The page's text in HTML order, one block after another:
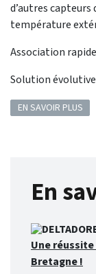
d’autres
température
Association
Solution
EN SAVOIR PLUS
En
Une
Bretagne !